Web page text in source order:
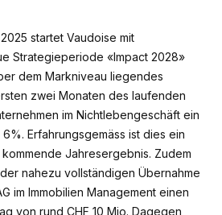
startet Vaudoise mit
Strategieperiode «Impact 2028»
dem Markniveau liegendes
zwei Monaten des laufenden
im Nichtlebengeschäft ein
Erfahrungsgemäss ist dies ein
Jahresergebnis. Zudem
nahezu vollständigen Übernahme
im Immobilien Management einen
von rund CHF 10 Mio. Dagegen